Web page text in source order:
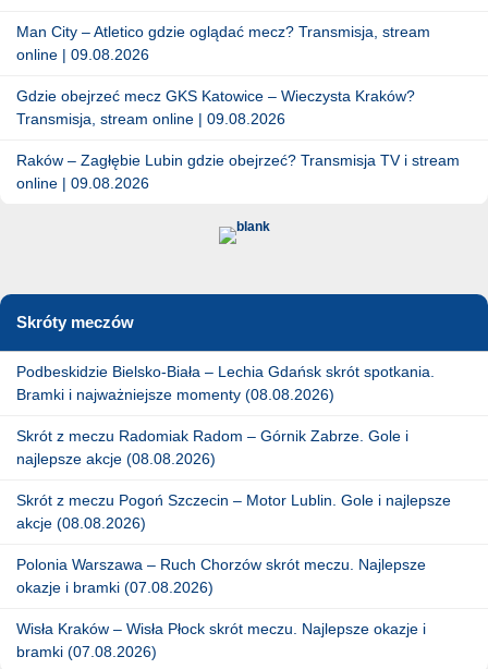
Man City – Atletico gdzie oglądać mecz? Transmisja, stream
online | 09.08.2026
Gdzie obejrzeć mecz GKS Katowice – Wieczysta Kraków?
Transmisja, stream online | 09.08.2026
Raków – Zagłębie Lubin gdzie obejrzeć? Transmisja TV i stream
online | 09.08.2026
Skróty meczów
Podbeskidzie Bielsko-Biała – Lechia Gdańsk skrót spotkania.
Bramki i najważniejsze momenty (08.08.2026)
Skrót z meczu Radomiak Radom – Górnik Zabrze. Gole i
najlepsze akcje (08.08.2026)
Skrót z meczu Pogoń Szczecin – Motor Lublin. Gole i najlepsze
akcje (08.08.2026)
Polonia Warszawa – Ruch Chorzów skrót meczu. Najlepsze
okazje i bramki (07.08.2026)
Wisła Kraków – Wisła Płock skrót meczu. Najlepsze okazje i
bramki (07.08.2026)